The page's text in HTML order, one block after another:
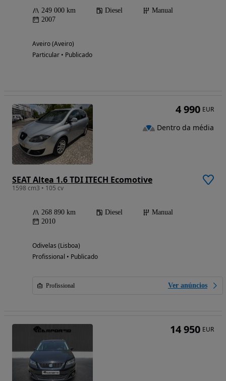
249 000 km Diesel
Manual
2007
Aveiro (Aveiro)
Particular • Publicado
SEAT Altea 1.6 TDI ITECH Ecomotive
1598 cm3 • 105 cv
268 890 km Diesel
Manual
2010
Odivelas (Lisboa)
Profissional • Publicado
Profissional Ver anúncios
4 990 EUR
Dentro da média
14 950 EUR